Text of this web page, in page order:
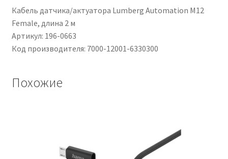
L.
3m
Кабель датчика/актуатора Lumberg Automation M12
Female, длина 2 м
Артикул: 196-0663
Код производителя: 7000-12001-6330300
Похожие